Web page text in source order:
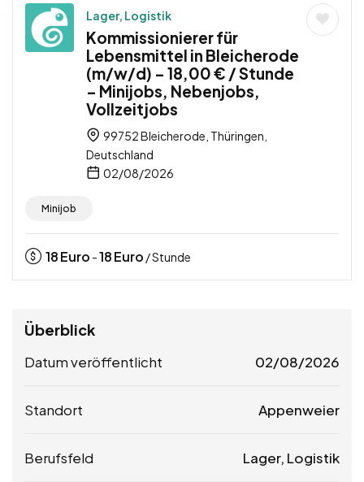
Lager, Logistik
Kommissionierer für
Lebensmittel in Bleicherode
(m/w/d) – 18,00 € / Stunde
– Minijobs, Nebenjobs,
Vollzeitjobs
99752 Bleicherode, Thüringen,
Deutschland
02/08/2026
Minijob
18Euro -18Euro / Stunde
Überblick
Datum veröffentlicht 02/08/2026
Standort Appenweier
Berufsfeld Lager, Logistik